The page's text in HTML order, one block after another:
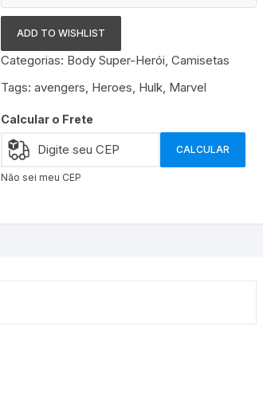
ADD TO WISHLIST
Categorias: Body Super-Herói,Camisetas
Tags:avengers, Heroes, Hulk, Marvel
Calcular o Frete
CALCULAR
Não sei meu CEP